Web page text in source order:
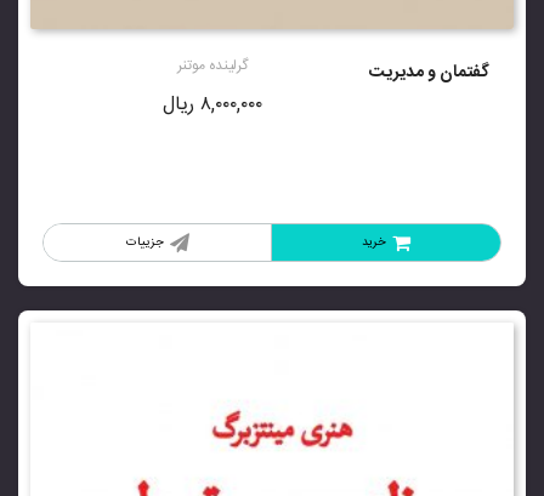
گفتمان و مدیریت گرلینده موتنر
۸,۰۰۰,۰۰۰ ریال
جزییات خرید